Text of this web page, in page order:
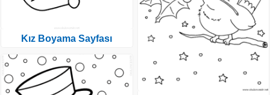
Kız Boyama Sayfası